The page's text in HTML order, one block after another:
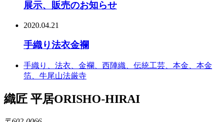
展示、販売のお知らせ
2020.04.21
手織り法衣金襴
手織り、法衣、金襴、西陣織、伝統工芸、本金、本金
箔、牛尾山法厳寺
織匠 平居ORISHO-HIRAI